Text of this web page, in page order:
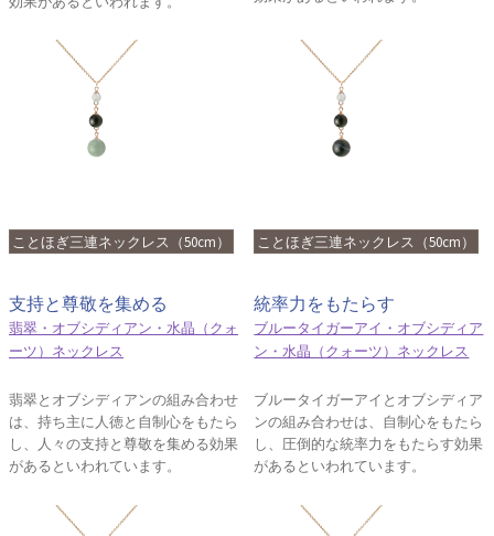
ことほぎ三連ネックレス（50cm）
支持と尊敬を集める
翡翠・オブシディアン・水晶（クォ
ーツ）ネックレス
翡翠とオブシディアンの組み合わせ
は、持ち主に人徳と自制心をもたら
し、人々の支持と尊敬を集める効果
があるといわれています。
ことほぎ三連ネックレス（50cm）
統率力をもたらす
ブルータイガーアイ・オブシディア
ン・水晶（クォーツ）ネックレス
ブルータイガーアイとオブシディア
ンの組み合わせは、自制心をもたら
し、圧倒的な統率力をもたらす効果
があるといわれています。